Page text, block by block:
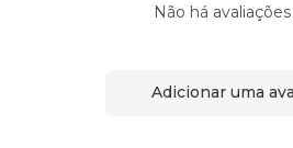
Não há
Adicionar uma